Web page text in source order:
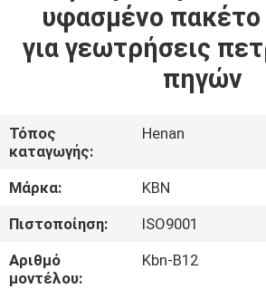
ΠΕΡΊΠΟΥ
ΕΜΕΊΣ
ΓΎΡΟΣ
ΕΡΓΟΣΤΑΣΊΩΝ
ΠΟΙΟΤΙΚΌΣ
ΈΛΕΓΧΟΣ
υφασμένο
για γεωτρήσεις
πηγών
Τόπος
καταγωγής:
Henan
Μάρκα:
KBN
Πιστοποίηση:
ISO9001
Αριθμό
μοντέλου:
Kbn-B12